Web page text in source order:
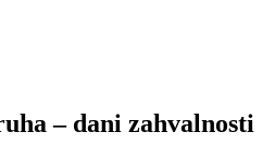
– dani zahvalnosti